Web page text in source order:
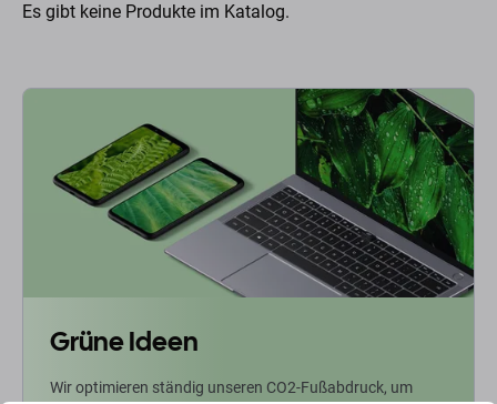
Es gibt keine Produkte im Katalog.
Grüne Ideen
Wir optimieren ständig unseren CO2-Fußabdruck, um